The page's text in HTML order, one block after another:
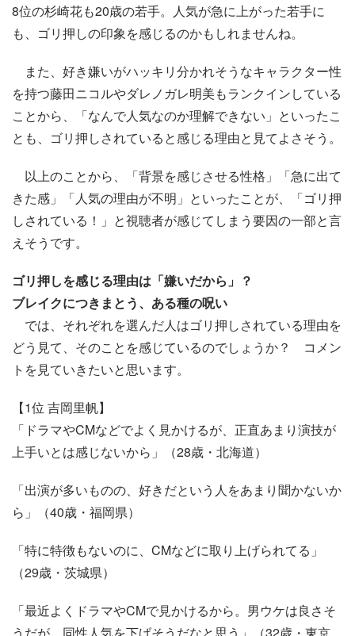
8位の杉崎花も20歳の若手。人気が急に上がった若手に
も、ゴリ押しの印象を感じるのかもしれませんね。
また、好き嫌いがハッキリ分かれそうなキャラクター性
を持つ藤田ニコルやダレノガレ明美もランクインしている
ことから、「なんで人気なのか理解できない」といったこ
とも、ゴリ押しされていると感じる理由と見てよさそう。
以上のことから、「背景を感じさせる性格」「急に出て
きた感」「人気の理由が不明」といったことが、「ゴリ押
しされている！」と視聴者が感じてしまう要因の一部と言
えそうです。
ゴリ押しを感じる理由は「嫌いだから」？
ブレイクにつきまとう、ある種の呪い
では、それぞれを選んだ人はゴリ押しされている理由を
どう見て、そのことを感じているのでしょうか？ コメン
トを見ていきたいと思います。
【1位 吉岡里帆】
「ドラマやCMなどでよく見かけるが、正直あまり演技が
上手いとは感じないから」（28歳・北海道）
「出演が多いものの、好きだという人をあまり聞かないか
ら」（40歳・福岡県）
「特に特徴もないのに、CMなどに取り上げられてる」
（29歳・茨城県）
「最近よくドラマやCMで見かけるから。男ウケは良さそ
うだが、同性人気を下げそうだなと思う」（32歳・東京